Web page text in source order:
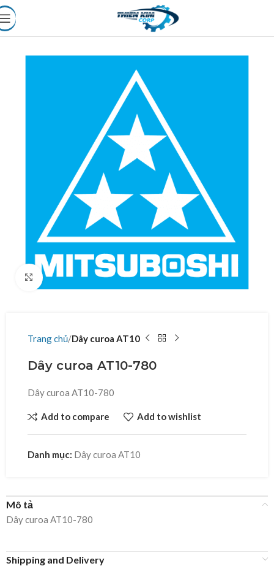
Click to enlarge
Trang chủ Dây curoa AT10
Dây curoa AT10-780
Dây curoa AT10-780
Add to compare Add to wishlist
Danh mục: Dây curoa AT10
Mô tả
Dây curoa AT10-780
Shipping and Delivery